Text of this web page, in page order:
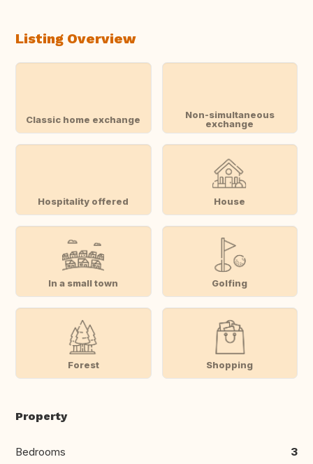
Listing Overview
Classic home exchange
Non-simultaneous
exchange
Hospitality offered House
In a small town Golfing
Forest Shopping
Property
Bedrooms 3